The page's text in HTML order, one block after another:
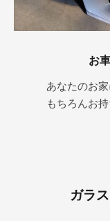
お
あなたのお
もちろんお
ガラ